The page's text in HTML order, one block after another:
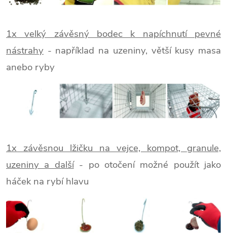
1x velký závěsný bodec k napíchnutí pevné
nástrahy - například na uzeniny, větší kusy masa
anebo ryby
1x závěsnou lžičku na vejce, kompot, granule,
uzeniny a další- po otočení možné použít jako
háček na rybí hlavu